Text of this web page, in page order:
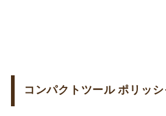
コンパクトツール ポリッ